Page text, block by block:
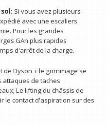
Si vous avez plusieurs
avec une escaliers
Pour les grandes
GAn plus rapides
d'arrêt de la charge.
de Dyson + le gommage se
attaques de taches
Le lifting du châssis de
le contact d'aspiration sur des